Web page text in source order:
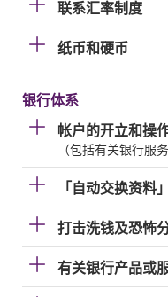
联系汇率制度
纸币和硬币
银行体系
帐户的开立和操
（包括有关银行服
「自动交换资料
打击洗钱及恐怖
有关银行产品或